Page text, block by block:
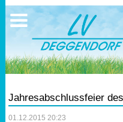
Jahresabschlussfeier
01.12.2015 20:23
Trainingszeiten
Laufen
Lauf 10
17.05.2026 Triathlon
Ergebnisse
Mitgliedschaft
Vereinskleidung
Vorstandschaft